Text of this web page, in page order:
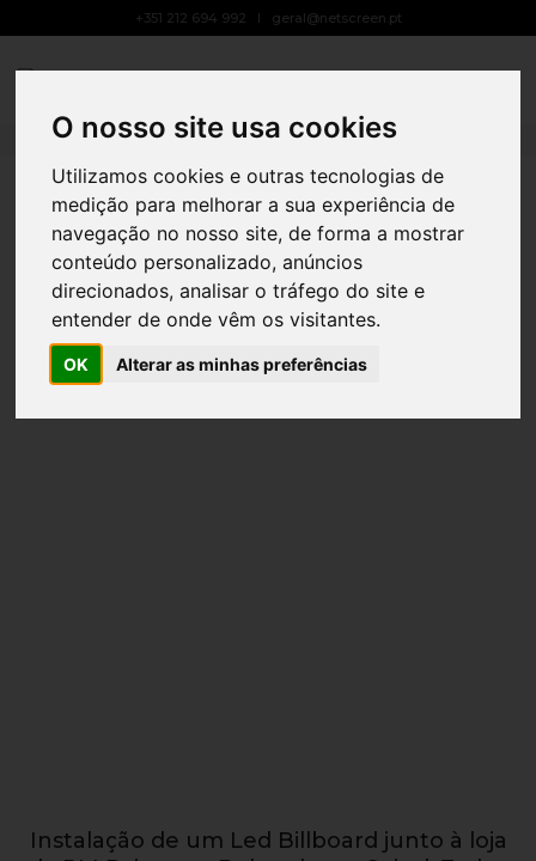
O nosso site usa cookies
Utilizamos cookies e outras tecnologias de
medição para melhorar a sua experiência de
navegação no nosso site, de forma a mostrar
conteúdo personalizado, anúncios
direcionados, analisar o tráfego do site e
entender de onde vêm os visitantes.
OK Alterar as minhas preferências
+351 212 694 992 geral@netscreen.pt
Instalação de um Led Billboard junto à loja